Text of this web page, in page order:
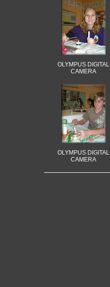
OLYMPUS DIGITAL
CAMERA
OLYMPUS DIGITAL
CAMERA